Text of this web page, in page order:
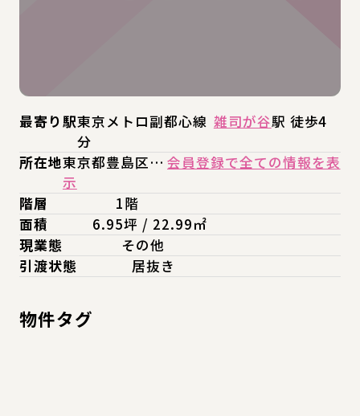
最寄り駅東京メトロ副都心線 雑司が谷駅 徒歩4
分
所在地東京都豊島区… 会員登録で全ての情報を表
示
階層
1階
面積
6.95坪 / 22.99㎡
現業態
その他
引渡状態
居抜き
物件タグ